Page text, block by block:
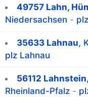
49757 Lahn,
Niedersachsen -
35633 Lahnau,
plz Lahnau
56112 Lahnstein
Rheinland-Pfalz -